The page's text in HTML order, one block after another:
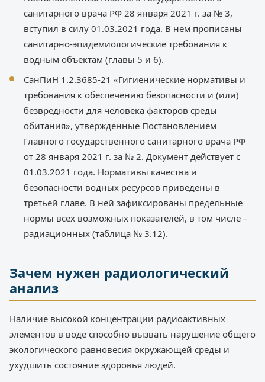
санитарного врача РФ 28 января 2021 г. за № 3,
вступил в силу 01.03.2021 года. В нем прописаны
санитарно-эпидемиологические требования к
водным объектам (главы 5 и 6).
СанПиН 1.2.3685-21 «Гигиенические нормативы и
требования к обеспечению безопасности и (или)
безвредности для человека факторов среды
обитания», утвержденные Постановлением
Главного государственного санитарного врача РФ
от 28 января 2021 г. за № 2. Документ действует с
01.03.2021 года. Нормативы качества и
безопасности водных ресурсов приведены в
третьей главе. В ней зафиксированы предельные
нормы всех возможных показателей, в том числе –
радиационных (таблица № 3.12).
Зачем нужен радиологический
анализ
Наличие высокой концентрации радиоактивных
элементов в воде способно вызвать нарушение общего
экологического равновесия окружающей среды и
ухудшить состояние здоровья людей.